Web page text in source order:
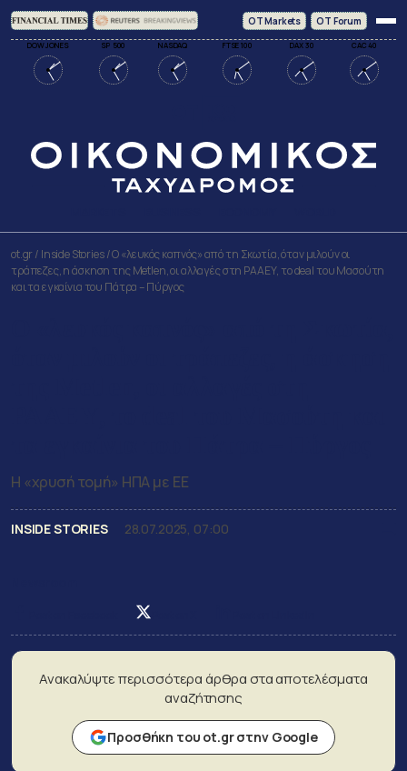
DOW JONES SP 500 NASDAQ FTSE 100 DAX 30 CAC 40
ΟΤ Markets OT Forum
ot.gr/ Inside Stories/Ο «λευκός καπνός» από τη Σκωτία, όταν μιλούν οι
τράπεζες, η άσκηση της Metlen, οι αλλαγές στη ΡΑΑΕΥ, το deal του Μασούτη
και τα εγκαίνια του Πάτρα – Πύργος
Η «χρυσή τομή» ΗΠΑ με ΕΕ
INSIDE STORIES 28.07.2025, 07:00
Ανακαλύψτε περισσότερα άρθρα στα αποτελέσματα
αναζήτησης
Προσθήκη του ot.gr στην Google